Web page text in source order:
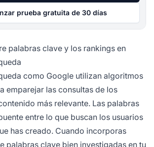
prueba gratuita de 30 días
palabras clave y los rankings en
como Google utilizan algoritmos
emparejar las consultas de los
más relevante. Las palabras
entre lo que buscan los usuarios
has creado. Cuando incorporas
palabras clave bien investigadas en tu